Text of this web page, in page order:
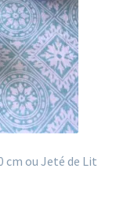
cm ou Jeté de Lit